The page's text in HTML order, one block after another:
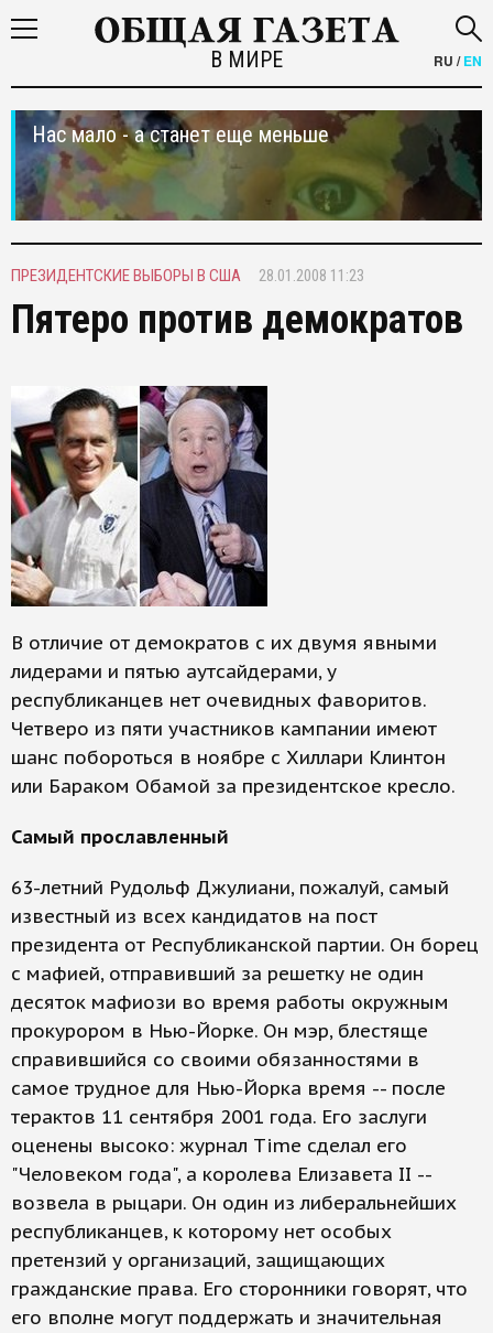
В МИРЕ RU /EN
Нас мало - а станет еще меньше
ПРЕЗИДЕНТСКИЕ ВЫБОРЫ В США 28.01.2008 11:23
Пятеро против демократов
В отличие от демократов с их двумя явными
лидерами и пятью аутсайдерами, у
республиканцев нет очевидных фаворитов.
Четверо из пяти участников кампании имеют
шанс побороться в ноябре с Хиллари Клинтон
или Бараком Обамой за президентское кресло.
Самый прославленный
63-летний Рудольф Джулиани, пожалуй, самый
известный из всех кандидатов на пост
президента от Республиканской партии. Он борец
с мафией, отправивший за решетку не один
десяток мафиози во время работы окружным
прокурором в Нью-Йорке. Он мэр, блестяще
справившийся со своими обязанностями в
самое трудное для Нью-Йорка время -- после
терактов 11 сентября 2001 года. Его заслуги
оценены высоко: журнал Time сделал его
"Человеком года", а королева Елизавета II --
возвела в рыцари. Он один из либеральнейших
республиканцев, к которому нет особых
претензий у организаций, защищающих
гражданские права. Его сторонники говорят, что
его вполне могут поддержать и значительная